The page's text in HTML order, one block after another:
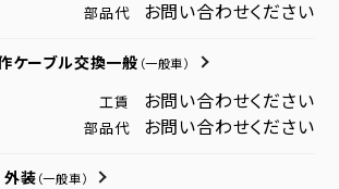
部品代 お問い合わせください
ケーブル交換一般 （一般車）
工賃 お問い合わせください
部品代 お問い合わせください
装 （一般車）